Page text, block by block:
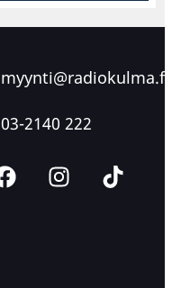
myynti@radiokulma.fi
03-2140 222